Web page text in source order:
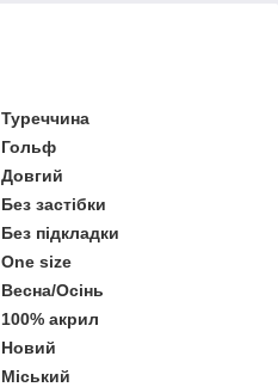
Туреччина
Гольф
Довгий
Без застібки
Без підкладки
One size
Весна/Осінь
100% акрил
Новий
Міський